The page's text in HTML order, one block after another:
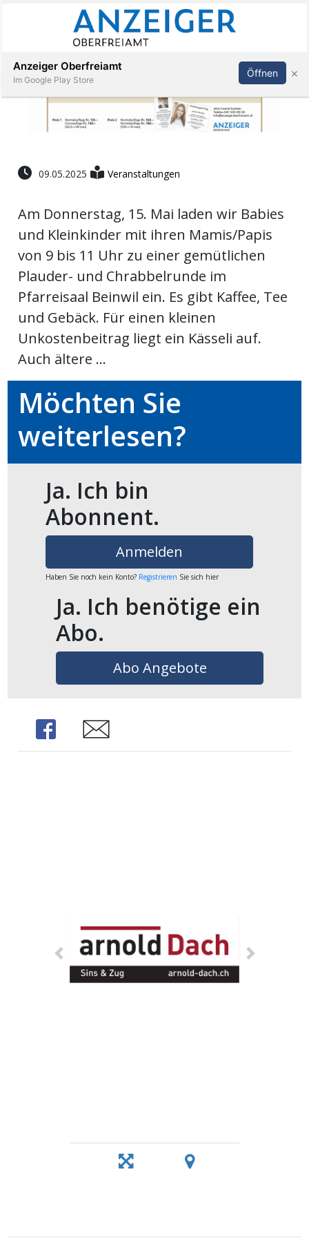
Veranstaltungen
Stellen
E-
Paper
App
Auw
Auw:
offizielle
Abonnieren Anmelden
09.05.2025 Veranstaltungen
Am Donnerstag, 15. Mai laden wir Babies
und Kleinkinder mit ihren Mamis/Papis
von 9 bis 11 Uhr zu einer gemütlichen
Plauder- und Chrabbelrunde im
Pfarreisaal Beinwil ein. Es gibt Kaffee, Tee
und Gebäck. Für einen kleinen
Unkostenbeitrag liegt ein Kässeli auf.
Auch ältere ...
Möchten Sie
weiterlesen?
Ja. Ich bin
Abonnent.
Anmelden
Haben Sie noch kein Konto? Registrieren Sie sich hier
Ja. Ich benötige ein
Abo.
Abo Angebote
Share Share
Anzeiger Oberfreiamt
Im Google Play Store
Öffnen ×